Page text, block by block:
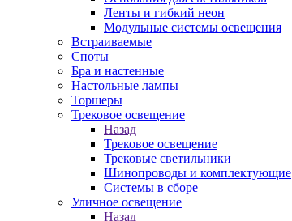
Ленты и гибкий неон
Модульные системы освещения
Встраиваемые
Споты
Бра и настенные
Настольные лампы
Торшеры
Трековое освещение
Назад
Трековое освещение
Трековые светильники
Шинопроводы и комплектующие
Системы в сборе
Уличное освещение
Назад